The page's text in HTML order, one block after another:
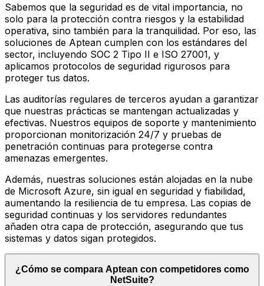
Sabemos que la seguridad es de vital importancia, no
solo para la protección contra riesgos y la estabilidad
operativa, sino también para la tranquilidad. Por eso, las
soluciones de Aptean cumplen con los estándares del
sector, incluyendo SOC 2 Tipo II e ISO 27001, y
aplicamos protocolos de seguridad rigurosos para
proteger tus datos.
Las auditorías regulares de terceros ayudan a garantizar
que nuestras prácticas se mantengan actualizadas y
efectivas. Nuestros equipos de soporte y mantenimiento
proporcionan monitorización 24/7 y pruebas de
penetración continuas para protegerse contra
amenazas emergentes.
Además, nuestras soluciones están alojadas en la nube
de Microsoft Azure, sin igual en seguridad y fiabilidad,
aumentando la resiliencia de tu empresa. Las copias de
seguridad continuas y los servidores redundantes
añaden otra capa de protección, asegurando que tus
sistemas y datos sigan protegidos.
¿Cómo se compara Aptean con competidores como
NetSuite?